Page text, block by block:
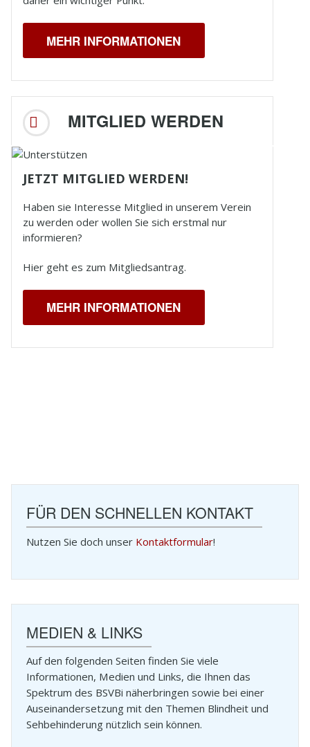
MEHR INFORMATIONEN
MITGLIED WERDEN
JETZT MITGLIED WERDEN!
Haben sie Interesse Mitglied in unserem Verein
zu werden oder wollen Sie sich erstmal nur
informieren?
Hier geht es zum Mitgliedsantrag.
MEHR INFORMATIONEN
FÜR DEN SCHNELLEN KONTAKT
Nutzen Sie doch unser Kontaktformular!
MEDIEN & LINKS
Auf den folgenden Seiten finden Sie viele
Informationen, Medien und Links, die Ihnen das
Spektrum des BSVBi näherbringen sowie bei einer
Auseinandersetzung mit den Themen Blindheit und
Sehbehinderung nützlich sein können.